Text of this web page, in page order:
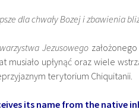
dla chwały Bozej i zbawienia
Jezusowego
musiało upłynąć oraz wiele
terytorium Chiquitanii.
its name from the native